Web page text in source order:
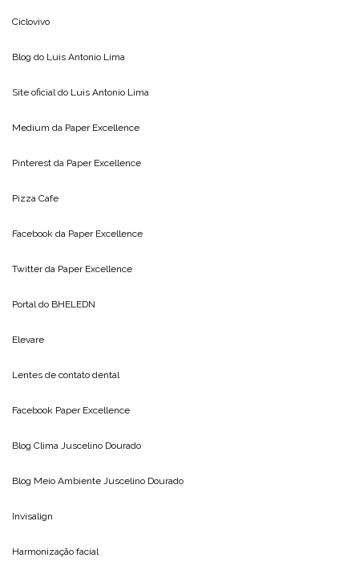
Ciclovivo
Blog do Luis Antonio Lima
Site oficial do Luis Antonio Lima
Medium da Paper Excellence
Pinterest da Paper Excellence
Pizza Cafe
Facebook da Paper Excellence
Twitter da Paper Excellence
Portal do BHELEDN
Elevare
Lentes de contato dental
Facebook Paper Excellence
Blog Clima Juscelino Dourado
Blog Meio Ambiente Juscelino Dourado
Invisalign
Harmonização facial